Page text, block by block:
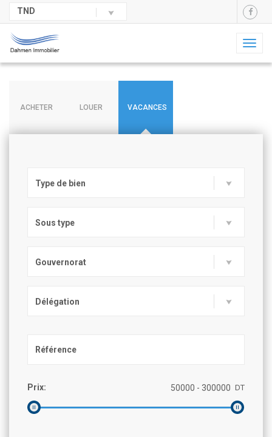
TND
ACHETER LOUER VACANCES
Type de bien
Sous type
Gouvernorat
Délégation
Prix: DT